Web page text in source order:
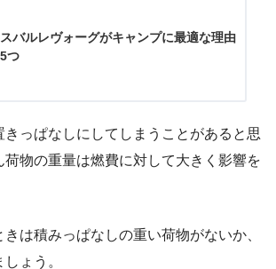
スバルレヴォーグがキャンプに最適な理由
5つ
きっぱなしにしてしまうことがあると思
荷物の重量は燃費に対して大きく影響を
は積みっぱなしの重い荷物がないか、
ょう。